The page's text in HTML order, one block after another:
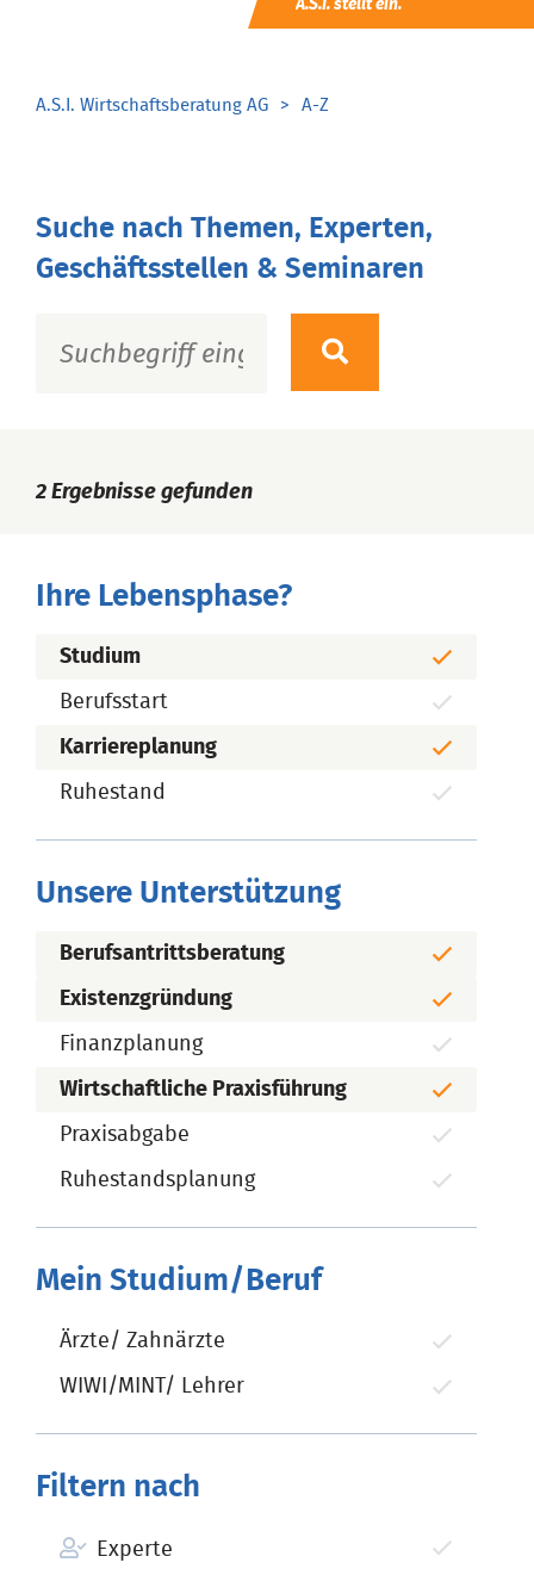
A.S.I. stellt ein.
A.S.I. Wirtschaftsberatung AG A-Z
Suche nach Themen, Experten,
Geschäftsstellen & Seminaren
2 Ergebnisse gefunden
Ihre Lebensphase?
Studium
Berufsstart
Karriereplanung
Ruhestand
Unsere Unterstützung
Berufsantrittsberatung
Existenzgründung
Finanzplanung
Wirtschaftliche Praxisführung
Praxisabgabe
Ruhestandsplanung
Mein Studium/Beruf
Ärzte/ Zahnärzte
WIWI/MINT/ Lehrer
Filtern nach
Experte